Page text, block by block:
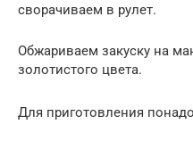
сворачиваем в рулет.
Обжариваем закуску на
золотистого цвета.
Для приготовления